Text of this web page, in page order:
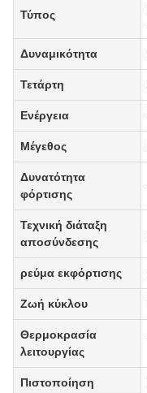
Τύπος
Δυναμικότητα
Τετάρτη
Ενέργεια
Μέγεθος
Δυνατότητα
φόρτισης
Τεχνική διάταξη
αποσύνδεσης
ρεύμα εκφόρτισης
Ζωή κύκλου
Θερμοκρασία
λειτουργίας
Πιστοποίηση